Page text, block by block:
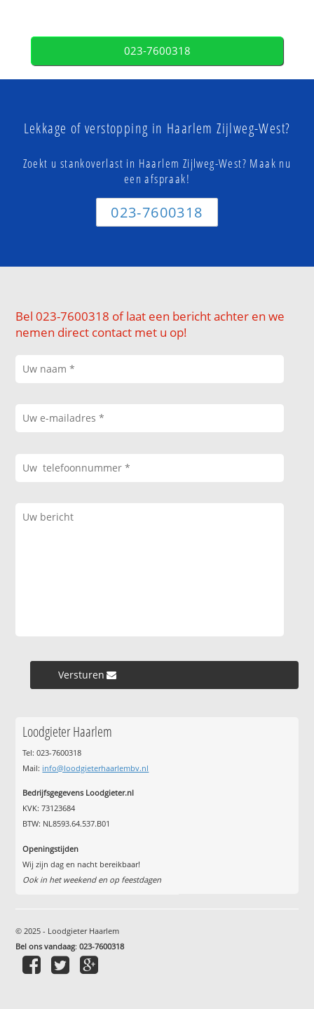
023-7600318
Lekkage of verstopping in Haarlem Zijlweg-West?
Zoekt u stankoverlast in Haarlem Zijlweg-West? Maak nu
een afspraak!
023-7600318
Bel 023-7600318 of laat een bericht achter en we
nemen direct contact met u op!
Versturen »
Loodgieter Haarlem
Tel: 023-7600318
Mail: info@loodgieterhaarlembv.nl
Bedrijfsgegevens Loodgieter.nl
KVK: 73123684
BTW: NL8593.64.537.B01
Openingstijden
Wij zijn dag en nacht bereikbaar!
Ook in het weekend en op feestdagen
© 2025 - Loodgieter Haarlem
Bel ons vandaag:023-7600318